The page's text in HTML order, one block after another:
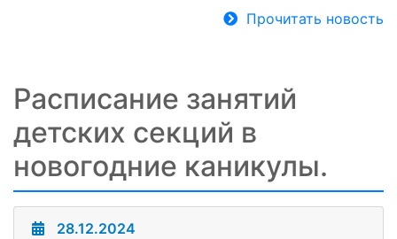
Прочитать новость
Расписание занятий
детских секций в
новогодние каникулы.
28.12.2024